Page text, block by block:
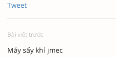
Tweet
Bài viết trước
Máy sấy khí jmec